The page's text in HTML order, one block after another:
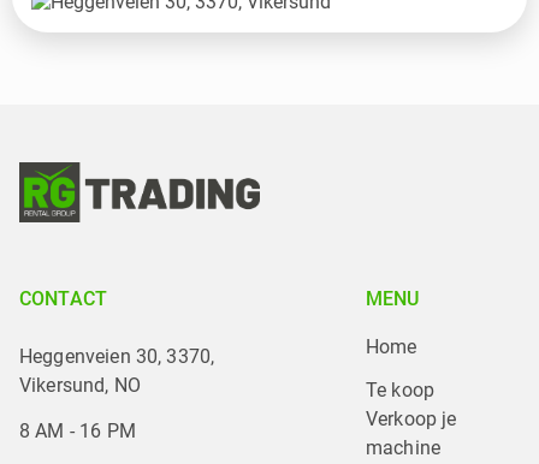
CONTACT
Heggenveien 30, 3370,
Vikersund, NO
8 AM - 16 PM
MENU
Home
Te koop
Verkoop je
machine